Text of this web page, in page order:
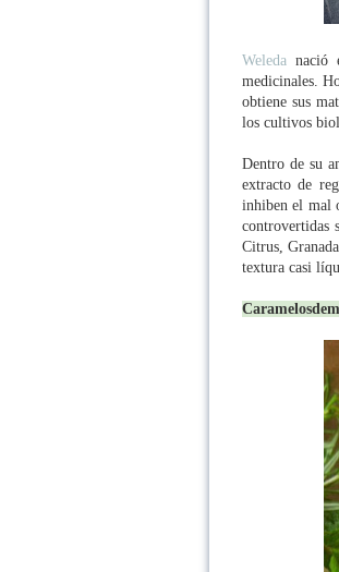
Weleda nació
medicinales.
obtiene sus
los cultivos
Dentro de su
extracto de
inhiben el mal
controvertidas
Citrus,
textura casi